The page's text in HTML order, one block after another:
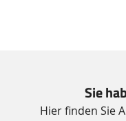
Sie
Hier finden Sie